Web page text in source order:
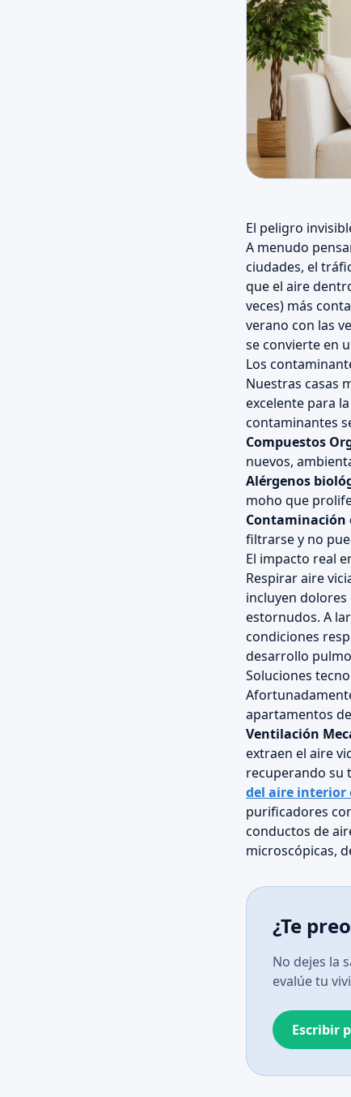
El peligro
A menudo
ciudades, el
que el aire
veces) más
verano con las
se convierte en
Los
Nuestras casas
excelente para
contaminantes
Compuestos
nuevos,
Alérgenos
moho que
Contaminación
filtrarse y no
El impacto real
Respirar aire
incluyen
estornudos. A
condiciones
desarrollo
Soluciones
apartamentos
Ventilación
extraen el aire
recuperando su
del aire interior
purificadores
conductos de
microscópicas,
¿Te
No dejes la
evalúe tu
Escribir